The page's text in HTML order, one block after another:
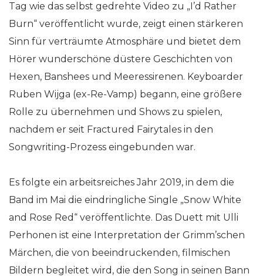
Tag wie das selbst gedrehte Video zu „I’d Rather
Burn“ veröffentlicht wurde, zeigt einen stärkeren
Sinn für verträumte Atmosphäre und bietet dem
Hörer wunderschöne düstere Geschichten von
Hexen, Banshees und Meeressirenen. Keyboarder
Ruben Wijga (ex-Re-Vamp) begann, eine größere
Rolle zu übernehmen und Shows zu spielen,
nachdem er seit Fractured Fairytales in den
Songwriting-Prozess eingebunden war.
Es folgte ein arbeitsreiches Jahr 2019, in dem die
Band im Mai die eindringliche Single „Snow White
and Rose Red“ veröffentlichte. Das Duett mit Ulli
Perhonen ist eine Interpretation der Grimm’schen
Märchen, die von beeindruckenden, filmischen
Bildern begleitet wird, die den Song in seinen Bann